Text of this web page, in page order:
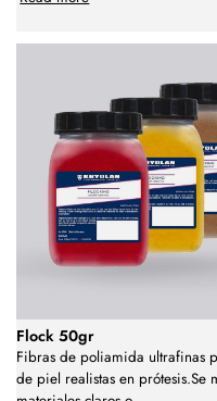
Flock 50gr
Fibras de poliamida ultrafinas
de piel realistas en prótesis.Se